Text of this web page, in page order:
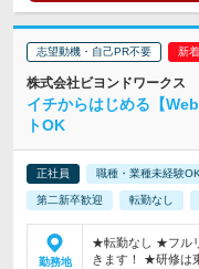
志望動機・自己PR不要
株式会社ビヨンドワークス
イチからはじめる【
トOK
正社員 職種・業種未経験OK
第二新卒歓迎 転勤なし
勤務地
★転勤なし ★フル
きます！ ★研修は